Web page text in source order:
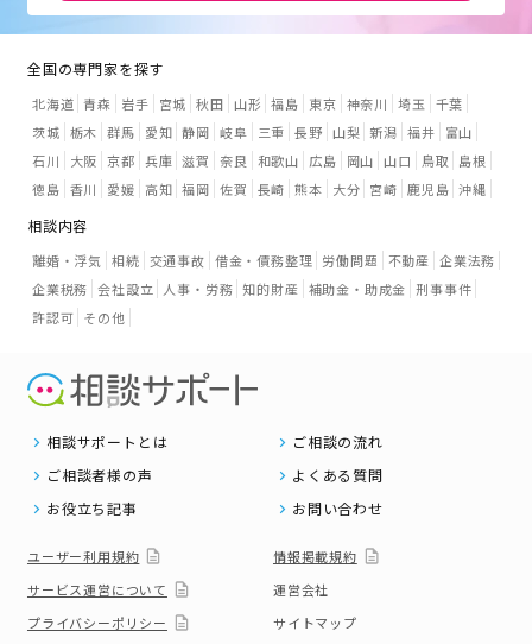
全国の専門家を探す
北海道 青森 岩手 宮城 秋田 山形 福島 東京 神奈川 埼玉
千葉
茨城 栃木 群馬 愛知 静岡 岐阜 三重 長野 山梨 新潟 福井
富山
石川
大阪 京都 兵庫 滋賀 奈良 和歌山 広島 岡山 山口 鳥取
島根
徳島 香川 愛媛 高知 福岡 佐賀 長崎 熊本 大分 宮崎 鹿児島 沖縄
相談内容
離婚・浮気 相続 交通事故 借金・債務整理 労働問題 不動産 企業法務
企業税務 会社設立 人事・労務 知的財産 補助金・助成金 刑事事件
許認可 その他
相談サポートとは
ご相談の流れ
ご相談者様の声
よくある質問
お役立ち記事
お問い合わせ
ユーザー利用規約
情報掲載規約
サービス運営について
運営会社
プライバシーポリシー
サイトマップ